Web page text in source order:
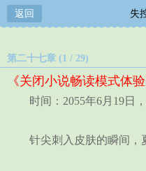
返回 失
第二十七章 (1 / 29)
《关闭小说畅读模式体验
时间：2055年6月19日，
针尖刺入皮肤的瞬间，夏